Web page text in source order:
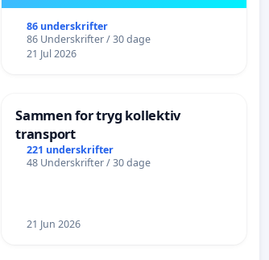
86 underskrifter
86 Underskrifter / 30 dage
21 Jul 2026
Sammen for tryg kollektiv
transport
221 underskrifter
48 Underskrifter / 30 dage
21 Jun 2026